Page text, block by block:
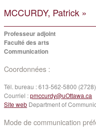
MCCURDY, Patrick »
Professeur adjoint
Faculté des arts
Communication
Coordonnées :
Tél. bureau :613-562-5800 (2728)
Courriel :pmccurdy@uOttawa.ca
Site web Department of
Mode de communication